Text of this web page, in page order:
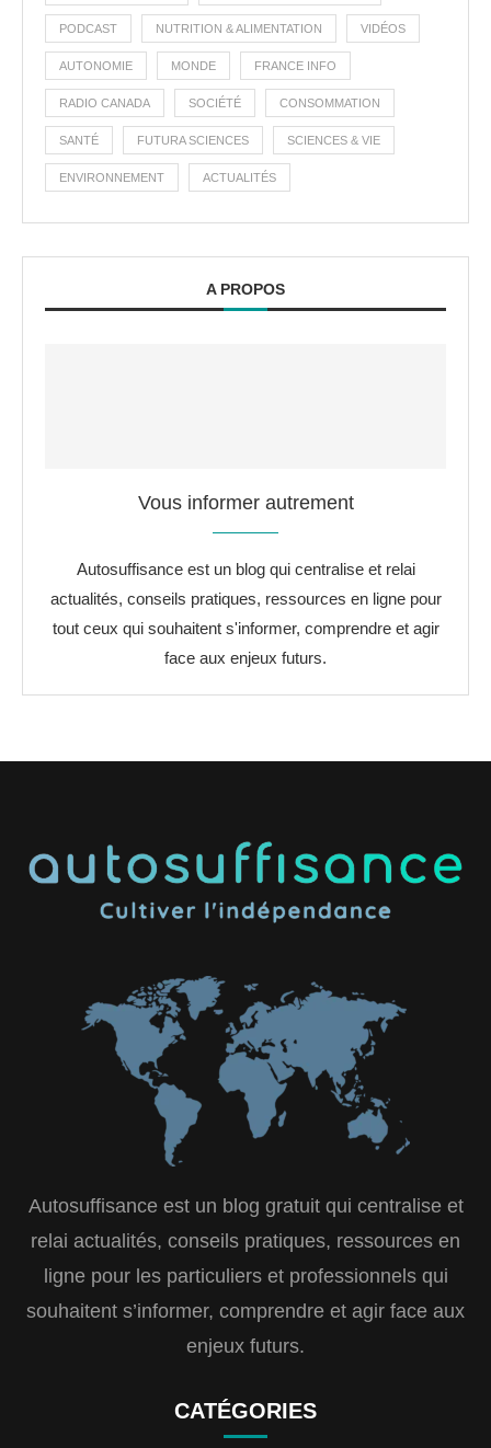
PODCAST NUTRITION & ALIMENTATION VIDÉOS
AUTONOMIE MONDE FRANCE INFO
RADIO CANADA SOCIÉTÉ CONSOMMATION
SANTÉ FUTURA SCIENCES SCIENCES & VIE
ENVIRONNEMENT ACTUALITÉS
A PROPOS
Vous informer autrement
Autosuffisance est un blog qui centralise et relai
actualités, conseils pratiques, ressources en ligne pour
tout ceux qui souhaitent s'informer, comprendre et agir
face aux enjeux futurs.
Autosuffisance est un blog gratuit qui centralise et
relai actualités, conseils pratiques, ressources en
ligne pour les particuliers et professionnels qui
souhaitent s’informer, comprendre et agir face aux
enjeux futurs.
CATÉGORIES